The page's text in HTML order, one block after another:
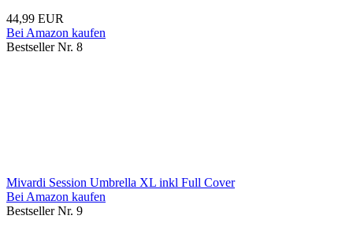
44,99 EUR
Bei Amazon kaufen
Bestseller Nr. 8
Mivardi Session Umbrella XL inkl Full Cover
Bei Amazon kaufen
Bestseller Nr. 9